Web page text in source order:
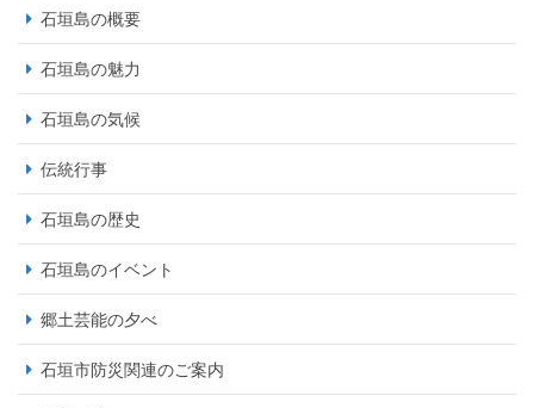
石垣島の概要
石垣島の魅力
石垣島の気候
伝統行事
石垣島の歴史
石垣島のイベント
郷土芸能の夕べ
石垣市防災関連のご案内